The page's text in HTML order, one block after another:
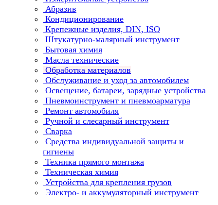
Абразив
Кондиционирование
Крепежные изделия, DIN, ISO
Штукатурно-малярный инструмент
Бытовая химия
Масла технические
Обработка материалов
Обслуживание и уход за автомобилем
Освещение, батареи, зарядные устройства
Пневмоинструмент и пневмоарматура
Ремонт автомобиля
Ручной и слесарный инструмент
Сварка
Средства индивидуальной защиты и
гигиены
Техника прямого монтажа
Техническая химия
Устройства для крепления грузов
Электро- и аккумуляторный инструмент